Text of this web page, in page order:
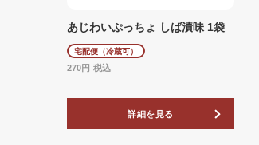
あじわいぷっちょ しば漬味 1袋
宅配便（冷蔵可）
270 税込
詳細を見る